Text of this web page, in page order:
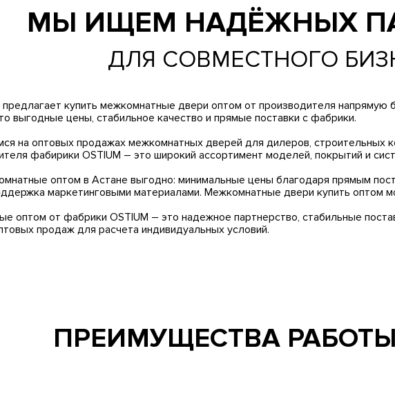
МЫ ИЩЕМ НАДЁЖНЫХ
ДЛЯ СОВМЕСТНОГО
предлагает купить межкомнатные двери оптом от производителя
выгодные цены, стабильное качество и прямые поставки с фабрики.
на оптовых продажах межкомнатных дверей для дилеров, строительных
фабирики OSTIUM – это широкий ассортимент моделей, покрытий и
оптом в Астане выгодно: минимальные цены благодаря прямым
маркетинговыми материалами. Межкомнатные двери купить оптом
оптом от фабрики OSTIUM – это надежное партнерство, стабильные
продаж для расчета индивидуальных условий.
ПРЕИМУЩЕСТВА